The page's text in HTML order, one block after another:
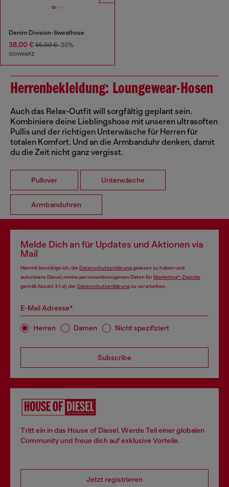
Denim Division-Sweathose
38,00 € 55,00 €-30%
SCHWARZ
Herrenbekleidung: Loungewear-Hosen
Auch das Relax-Outfit will sorgfältig geplant sein.
Kombiniere deine Lieblingshose mit unseren ultrasoften
Pullis und der richtigen Unterwäsche für Herren für
totalen Komfort. Und an die Armbanduhr denken, damit
du die Zeit nicht ganz vergisst.
Pullover Unterwäsche
Armbanduhren
Melde Dich an für Updates und Aktionen via
Mail
Hiermit bestätige ich, die Datenschutzerklärunggelesen zu haben und
autorisiere Diesel, meine personenbezogenen Daten fürMarketing*-Zwecke
gemäß Absatz 3.1 d) derDatenschutzerklärungzu verarbeiten.
E-Mail Adresse*
Herren Damen Nicht spezifiziert
Subscribe
Tritt ein in das House of Diesel. Werde Teil einer globalen
Community und freue dich auf exklusive Vorteile.
Jetzt registrieren